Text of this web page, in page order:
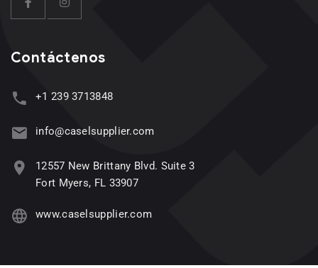
Contáctenos
+1 239 3713848
info@caselsupplier.com
12557 New Brittany Blvd. Suite 3
Fort Myers, FL 33907
www.caselsupplier.com